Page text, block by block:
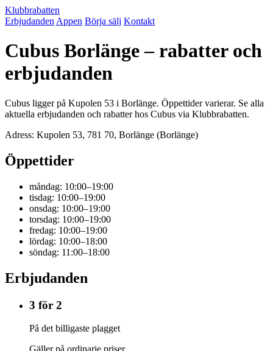
Klubbrabatten
Erbjudanden Appen Börja sälj Kontakt
Cubus Borlänge – rabatter och
erbjudanden
Cubus ligger på Kupolen 53 i Borlänge. Öppettider varierar. Se alla
aktuella erbjudanden och rabatter hos Cubus via Klubbrabatten.
Adress: Kupolen 53, 781 70, Borlänge (Borlänge)
Öppettider
måndag: 10:00–19:00
tisdag: 10:00–19:00
onsdag: 10:00–19:00
torsdag: 10:00–19:00
fredag: 10:00–19:00
lördag: 10:00–18:00
söndag: 11:00–18:00
Erbjudanden
3 för 2
På det billigaste plagget